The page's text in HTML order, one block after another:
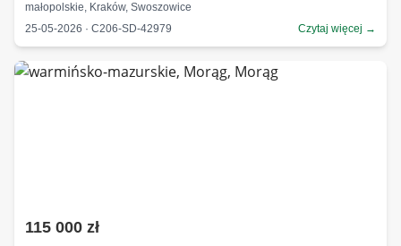
małopolskie, Kraków, Swoszowice
25-05-2026 · C206-SD-42979
Czytaj więcej →
115 000 zł